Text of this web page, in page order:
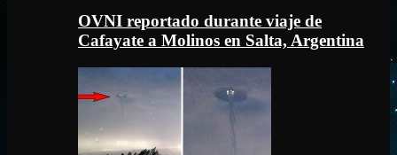
OVNI reportado durante viaje de
Cafayate a Molinos en Salta, Argentina